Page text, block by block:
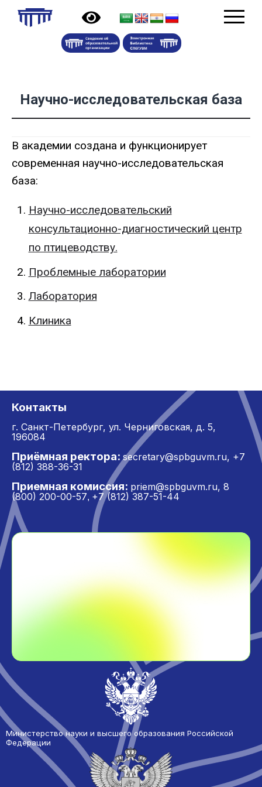
Научно-исследовательская база
В академии создана и функционирует
современная научно-исследовательская
база:
Научно-исследовательский
консультационно-диагностический центр
по птицеводству.
Проблемные лаборатории
Лаборатория
Клиника
Контакты
г. Санкт-Петербург, ул. Черниговская, д. 5,
196084
Приёмная ректора: secretary@spbguvm.ru, +7
(812) 388-36-31
Приемная комиссия: priem@spbguvm.ru, 8
(800) 200-00-57, +7 (812) 387-51-44
Министерство науки и высшего образования Российской
Федерации